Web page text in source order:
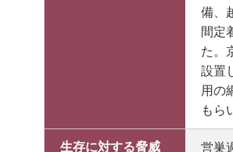
備、
間定
た。
設置
用の
もら
生存に対する脅威 営巣